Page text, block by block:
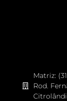
Matriz:
Rod.